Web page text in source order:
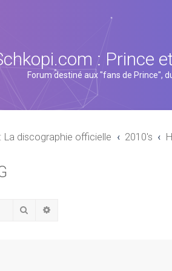
: Prince
Forum destiné aux "fans de Prince",
La discographie officielle 2010's
Rechercher